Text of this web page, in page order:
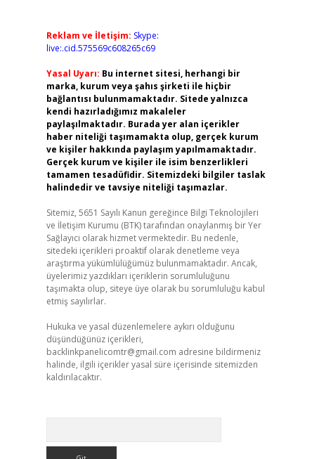
Reklam ve İletişim: Skype:
live:.cid.575569c608265c69
Yasal Uyarı: Bu internet sitesi, herhangi bir
marka, kurum veya şahıs şirketi ile hiçbir
bağlantısı bulunmamaktadır. Sitede yalnızca
kendi hazırladığımız makaleler
paylaşılmaktadır. Burada yer alan içerikler
haber niteliği taşımamakta olup, gerçek kurum
ve kişiler hakkında paylaşım yapılmamaktadır.
Gerçek kurum ve kişiler ile isim benzerlikleri
tamamen tesadüfidir. Sitemizdeki bilgiler taslak
halindedir ve tavsiye niteliği taşımazlar.
Sitemiz, 5651 Sayılı Kanun gereğince Bilgi Teknolojileri
ve İletişim Kurumu (BTK) tarafından onaylanmış bir Yer
Sağlayıcı olarak hizmet vermektedir. Bu nedenle,
sitedeki içerikleri proaktif olarak denetleme veya
araştırma yükümlülüğümüz bulunmamaktadır. Ancak,
üyelerimiz yazdıkları içeriklerin sorumluluğunu
taşımakta olup, siteye üye olarak bu sorumluluğu kabul
etmiş sayılırlar.
Hukuka ve yasal düzenlemelere aykırı olduğunu
düşündüğünüz içerikleri,
backlinkpanelicomtr@gmail.com adresine bildirmeniz
halinde, ilgili içerikler yasal süre içerisinde sitemizden
kaldırılacaktır.